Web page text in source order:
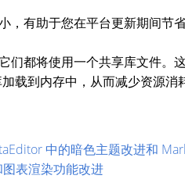
有助于您在平台更新期间节
都将使用一个共享库文件。
载到内存中，从而减少资源消
中的暗色主题改进和
表渲染功能改进